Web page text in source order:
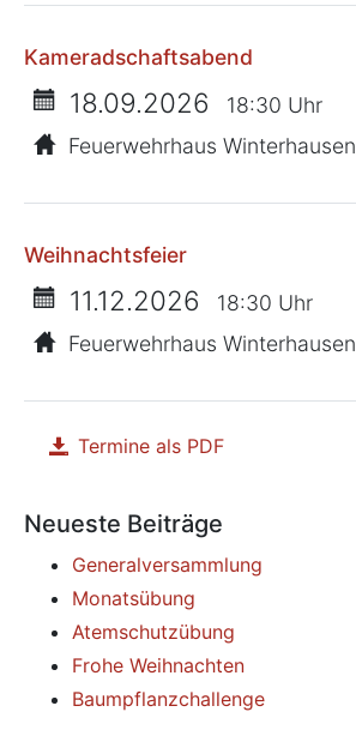
Kameradschaftsabend
18.09.2026
18:30 Uhr
Feuerwehrhaus Winterhausen
Weihnachtsfeier
11.12.2026
18:30 Uhr
Feuerwehrhaus Winterhausen
Termine als PDF
Neueste Beiträge
Generalversammlung
Monatsübung
Atemschutzübung
Frohe Weihnachten
Baumpflanzchallenge